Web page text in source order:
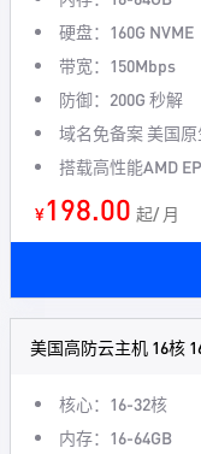
硬盘：160G NVME
带宽：150Mbps
防御：200G 秒解
域名免备案 美国原
搭载高性能AMD
¥198.00 起/ 月
美国高防云主机 16核
核心：16-32核
内存：16-64GB